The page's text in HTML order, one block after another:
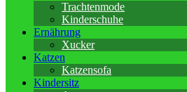
Trachtenmode
Kinderschuhe
Ernährung
Xucker
Katzen
Katzensofa
Kindersitz